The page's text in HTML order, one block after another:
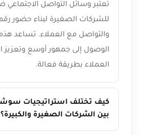
تعتبر وسائل التواصل الاجتماعي
للشركات الصغيرة لبناء حضور
والتواصل مع العملاء. تساعد
الوصول إلى جمهور أوسع وتعزيز
العملاء بطريقة فعالة.
كيف تختلف استراتيجيات
بين الشركات الصغيرة والكبيرة؟